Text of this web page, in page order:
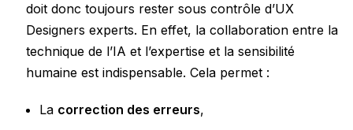
doit donc toujours rester sous contrôle d’UX
Designers experts. En effet, la collaboration entre la
technique de l’IA et l’expertise et la sensibilité
humaine est indispensable. Cela permet :
La correction des erreurs,